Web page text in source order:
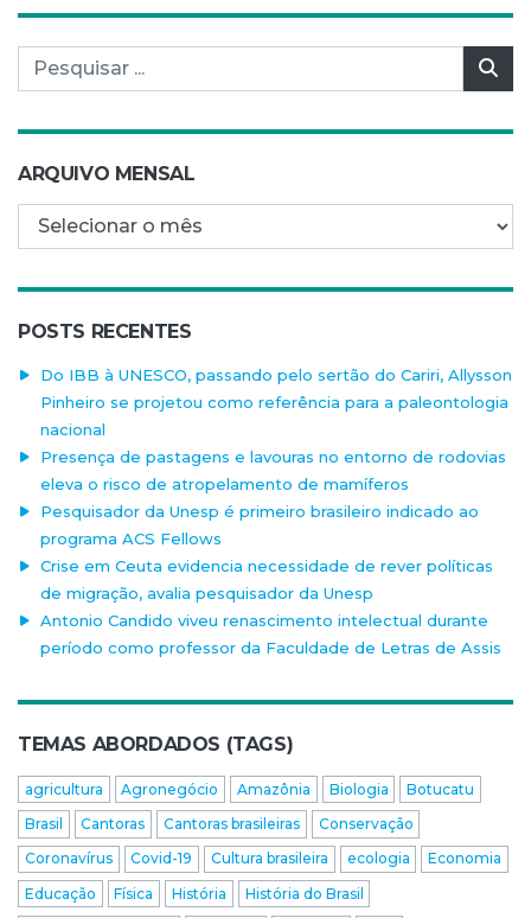
Pesquisar por:
ARQUIVO MENSAL
Arquivo mensal
POSTS RECENTES
Do IBB à UNESCO, passando pelo sertão do Cariri, Allysson
Pinheiro se projetou como referência para a paleontologia
nacional
Presença de pastagens e lavouras no entorno de rodovias
eleva o risco de atropelamento de mamíferos
Pesquisador da Unesp é primeiro brasileiro indicado ao
programa ACS Fellows
Crise em Ceuta evidencia necessidade de rever políticas
de migração, avalia pesquisador da Unesp
Antonio Candido viveu renascimento intelectual durante
período como professor da Faculdade de Letras de Assis
TEMAS ABORDADOS (TAGS)
agricultura Agronegócio Amazônia Biologia
Botucatu
Brasil
Cantoras Cantoras brasileiras
Conservação
Coronavírus
Covid-19 Cultura brasileira ecologia
Economia
Educação
Física História
História do Brasil